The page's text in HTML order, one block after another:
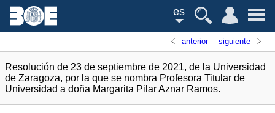
es
anterior siguiente
Resolución de 23 de septiembre de 2021, de la Universidad
de Zaragoza, por la que se nombra Profesora Titular de
Universidad a doña Margarita Pilar Aznar Ramos.